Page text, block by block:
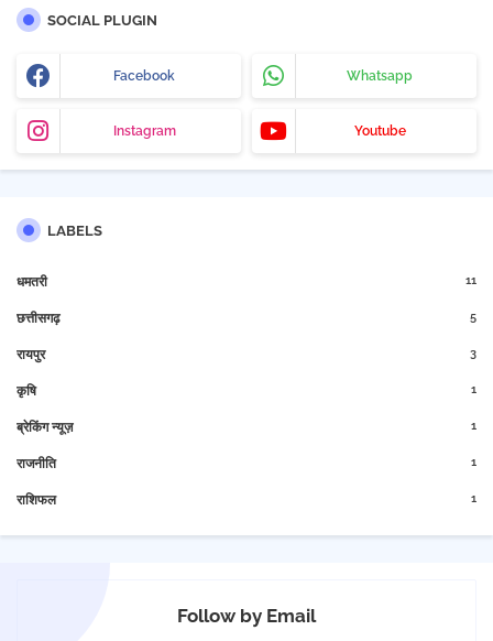
SOCIAL PLUGIN
Facebook Whatsapp
Instagram Youtube
LABELS
धमतरी 11
छत्तीसगढ़ 5
रायपुर 3
कृषि 1
ब्रेकिंग न्यूज़ 1
राजनीति 1
राशिफल 1
Follow by Email